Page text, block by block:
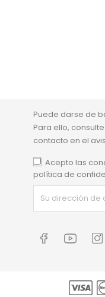
Puede darse de
Para ello,
contacto en el
Acepto las
política de